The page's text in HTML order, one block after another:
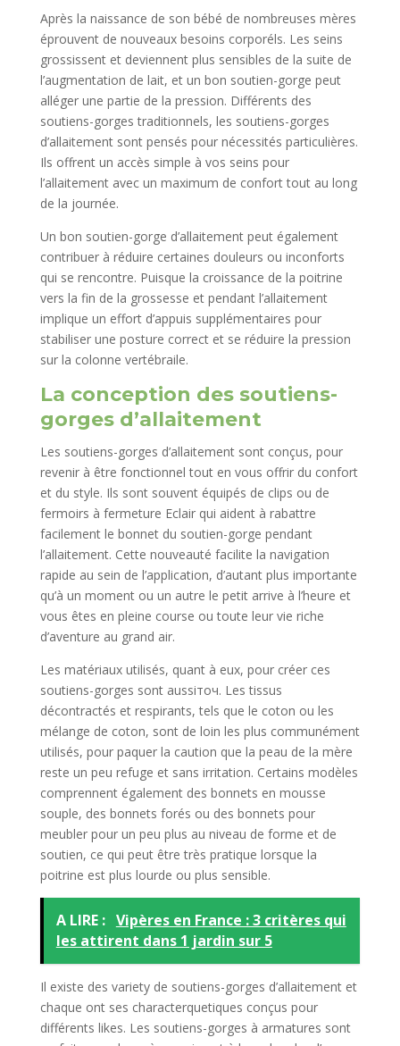
Après la naissance de son bébé de nombreuses mères
éprouvent de nouveaux besoins corporéls. Les seins
grossissent et deviennent plus sensibles de la suite de
l’augmentation de lait, et un bon soutien-gorge peut
alléger une partie de la pression. Différents des
soutiens-gorges traditionnels, les soutiens-gorges
d’allaitement sont pensés pour nécessités particulières.
Ils offrent un accès simple à vos seins pour
l’allaitement avec un maximum de confort tout au long
de la journée.
Un bon soutien-gorge d’allaitement peut également
contribuer à réduire certaines douleurs ou inconforts
qui se rencontre. Puisque la croissance de la poitrine
vers la fin de la grossesse et pendant l’allaitement
implique un effort d’appuis supplémentaires pour
stabiliser une posture correct et se réduire la pression
sur la colonne vertébraile.
La conception des soutiens-
gorges d’allaitement
Les soutiens-gorges d’allaitement sont conçus, pour
revenir à être fonctionnel tout en vous offrir du confort
et du style. Ils sont souvent équipés de clips ou de
fermoirs à fermeture Eclair qui aident à rabattre
facilement le bonnet du soutien-gorge pendant
l’allaitement. Cette nouveauté facilite la navigation
rapide au sein de l’application, d’autant plus importante
qu’à un moment ou un autre le petit arrive à l’heure et
vous êtes en pleine course ou toute leur vie riche
d’aventure au grand air.
Les matériaux utilisés, quant à eux, pour créer ces
soutiens-gorges sont aussiточ. Les tissus
décontractés et respirants, tels que le coton ou les
mélange de coton, sont de loin les plus communément
utilisés, pour paquer la caution que la peau de la mère
reste un peu refuge et sans irritation. Certains modèles
comprennent également des bonnets en mousse
souple, des bonnets forés ou des bonnets pour
meubler pour un peu plus au niveau de forme et de
soutien, ce qui peut être très pratique lorsque la
poitrine est plus lourde ou plus sensible.
A LIRE : Vipères en France : 3 critères qui
les attirent dans 1 jardin sur 5
Il existe des variety de soutiens-gorges d’allaitement et
chaque ont ses characterquetiques conçus pour
différents likes. Les soutiens-gorges à armatures sont